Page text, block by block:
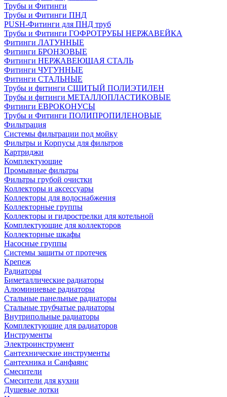
Трубы и Фитинги
Трубы и Фитинги ПНД
PUSH-Фитинги для ПНД труб
Трубы и Фитинги ГОФРОТРУБЫ НЕРЖАВЕЙКА
Фитинги ЛАТУННЫЕ
Фитинги БРОНЗОВЫЕ
Фитинги НЕРЖАВЕЮЩАЯ СТАЛЬ
Фитинги ЧУГУННЫЕ
Фитинги СТАЛЬНЫЕ
Трубы и фитинги СШИТЫЙ ПОЛИЭТИЛЕН
Трубы и фитинги МЕТАЛЛОПЛАСТИКОВЫЕ
Фитинги ЕВРОКОНУСЫ
Трубы и Фитинги ПОЛИПРОПИЛЕНОВЫЕ
Фильтрация
Системы фильтрации под мойку
Фильтры и Корпусы для фильтров
Картриджи
Комплектующие
Промывные фильтры
Фильтры грубой очистки
Коллекторы и аксессуары
Коллекторы для водоснабжения
Коллекторные группы
Коллекторы и гидрострелки для котельной
Комплектующие для коллекторов
Коллекторные шкафы
Насосные группы
Системы защиты от протечек
Крепеж
Радиаторы
Биметаллические радиаторы
Алюминиевые радиаторы
Стальные панельные радиаторы
Стальные трубчатые радиаторы
Внутрипольные радиаторы
Комплектующие для радиаторов
Инструменты
Электроинструмент
Сантехнические инструменты
Сантехника и Санфаянс
Смесители
Смесители для кухни
Душевые лотки